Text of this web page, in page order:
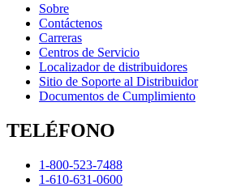
Sobre
Contáctenos
Carreras
Centros de Servicio
Localizador de distribuidores
Sitio de Soporte al Distribuidor
Documentos de Cumplimiento
TELÉFONO
1-800-523-7488
1-610-631-0600